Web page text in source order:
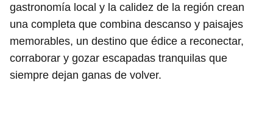
gastronomía local y la calidez de la región crean
una completa que combina descanso y paisajes
memorables, un destino que édice a reconectar,
corraborar y gozar escapadas tranquilas que
siempre dejan ganas de volver.